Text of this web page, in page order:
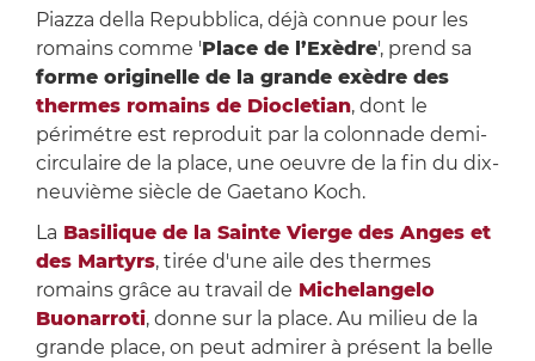
Piazza della Repubblica, déjà connue pour les
romains comme 'Place de l’Exèdre', prend sa
forme originelle de la grande exèdre des
thermes romains de Diocletian, dont le
périmétre est reproduit par la colonnade demi-
circulaire de la place, une oeuvre de la fin du dix-
neuvième siècle de Gaetano Koch.
La Basilique de la Sainte Vierge des Anges et
des Martyrs, tirée d'une aile des thermes
romains grâce au travail de Michelangelo
Buonarroti, donne sur la place. Au milieu de la
grande place, on peut admirer à présent la belle